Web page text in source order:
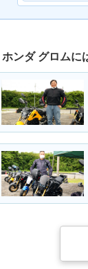
2013年 MSX125
ホンダ グロムに